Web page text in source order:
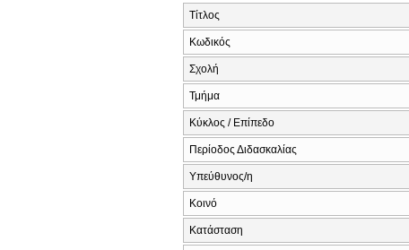
Τίτλος
Κωδικός
Σχολή
Τμήμα
Κύκλος / Επίπεδο
Περίοδος Διδασκαλίας
Υπεύθυνος/η
Κοινό
Κατάσταση